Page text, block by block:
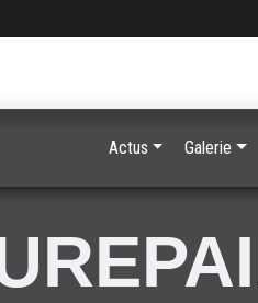
Actus Galerie